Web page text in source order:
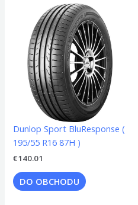
Dunlop Sport BluResponse (
195/55 R16 87H )
€140.01
DO OBCHODU